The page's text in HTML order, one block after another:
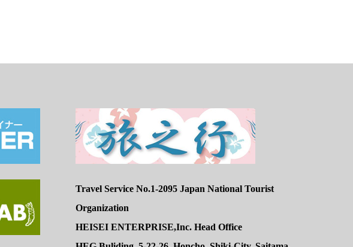
Travel Service No.1-2095 Japan National Tourist
Organization
HEISEI ENTERPRISE,Inc. Head Office